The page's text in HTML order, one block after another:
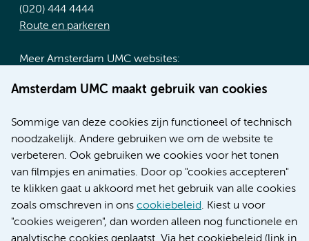
Amsterdam UMC maakt gebruik van cookies
Sommige van deze cookies zijn functioneel of technisch
noodzakelijk. Andere gebruiken we om de website te
verbeteren. Ook gebruiken we cookies voor het tonen
van filmpjes en animaties. Door op "cookies accepteren"
te klikken gaat u akkoord met het gebruik van alle cookies
zoals omschreven in ons cookiebeleid. Kiest u voor
"cookies weigeren", dan worden alleen nog functionele en
(020) 444 4444
Route en parkeren
Meer Amsterdam UMC websites:
Werken bij Amsterdam UMC
Nieuws
Research
Educatie locatie AMC
Educatie locatie VUmc
Verwijzen & diagnostiek